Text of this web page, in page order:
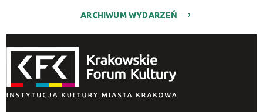
ARCHIWUM WYDARZEŃ